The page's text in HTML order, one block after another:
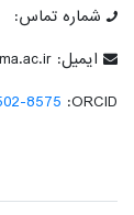
شماره تماس:
ایمیل: rezaeisharif@uma.ac.ir
ORCID:
8575